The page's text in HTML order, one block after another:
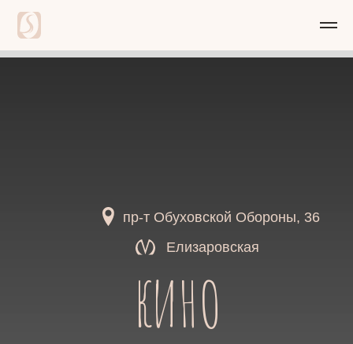
КИНО
Елизаровская
пр-т Обуховской Обороны, 36